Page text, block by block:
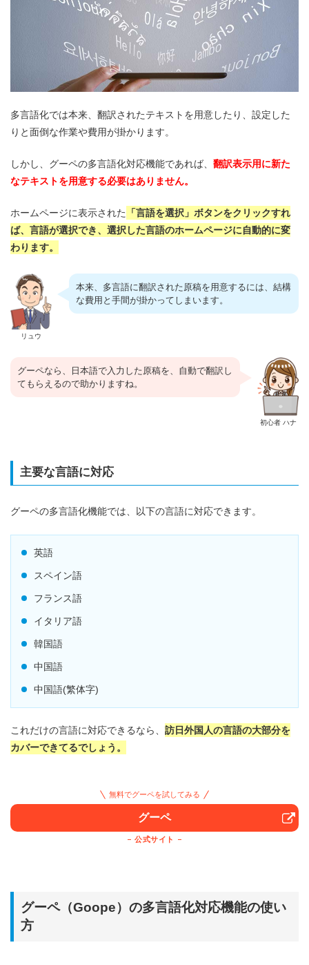
多言語化では本来、翻訳されたテキストを用意したり、設定した
りと面倒な作業や費用が掛かります。
しかし、グーペの多言語化対応機能であれば、 翻訳表示用に新た
なテキストを用意する必要はありません。
ホームページに表示された
「言語を選択」ボタンをクリックすれ
ば、言語が選択でき、選択した言語のホームページに自動的に変
わります。
リュウ
本来、多言語に翻訳された原稿を用意するには、結構
な費用と手間が掛かってしまいます。
初心者 ハナ
グーペなら、日本語で入力した原稿を、自動で翻訳し
てもらえるので助かりますね。
主要な言語に対応
グーペの多言語化機能では、以下の言語に対応できます。
英語
スペイン語
フランス語
イタリア語
韓国語
中国語
中国語(繁体字)
これだけの言語に対応できるなら、 訪日外国人の言語の大部分を
カバーできてるでしょう。
無料でグーペを試してみる
グーペ
公式サイト
グーペ（Goope）の多言語化対応機能の使い
方